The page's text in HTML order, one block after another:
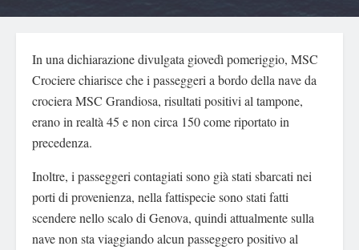
In una dichiarazione divulgata giovedì pomeriggio, MSC
Crociere chiarisce che i passeggeri a bordo della nave da
crociera MSC Grandiosa, risultati positivi al tampone,
erano in realtà 45 e non circa 150 come riportato in
precedenza.
Inoltre, i passeggeri contagiati sono già stati sbarcati nei
porti di provenienza, nella fattispecie sono stati fatti
scendere nello scalo di Genova, quindi attualmente sulla
nave non sta viaggiando alcun passeggero positivo al